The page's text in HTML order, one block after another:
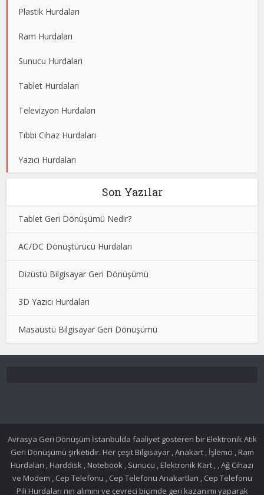
Plastik Hurdaları
Ram Hurdaları
Sunucu Hurdaları
Tablet Hurdaları
Televizyon Hurdaları
Tıbbi Cihaz Hurdaları
Yazıcı Hurdaları
Son Yazılar
Tablet Geri Dönüşümü Nedir?
AC/DC Dönüştürücü Hurdaları
Dizüstü Bilgisayar Geri Dönüşümü
3D Yazıcı Hurdaları
Masaüstü Bilgisayar Geri Dönüşümü
Avrasya Geri Dönüşüm İstanbulda faaliyet gösteren bir Elektronik Atık
Geri Dönüşümü şirketidir. Her çeşit Bilgisayar , Anakart , İşlemci , Ram
Hurdaları , Harddisk , Notebook , Sunucu , Elektronik Kart , , Ağ Cihazı
ve Modem , Cep Telefonu , Cep Telefonu Anakartları , Cep Telefonu
Pili Hurdaları nın alımını ve çevreci biçimde geri kazanımı yaparak